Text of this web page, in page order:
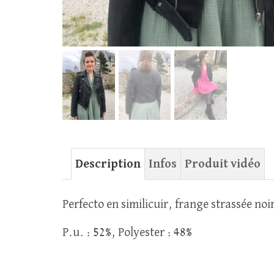
Description Infos Produit vidéo
Perfecto en similicuir, frange strassée
P.u. : 52%, Polyester : 48%